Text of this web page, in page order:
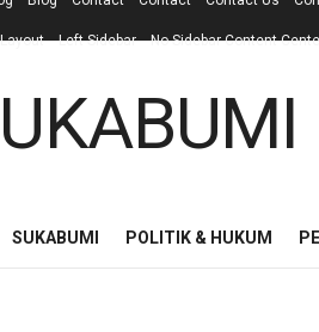
Layout Left Sidebar No Sidebar Content
SUKABUMI POLITIK & HUKUM